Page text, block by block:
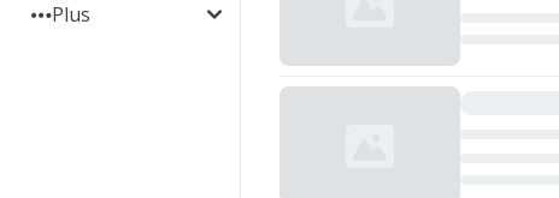
Plus
Chargement...